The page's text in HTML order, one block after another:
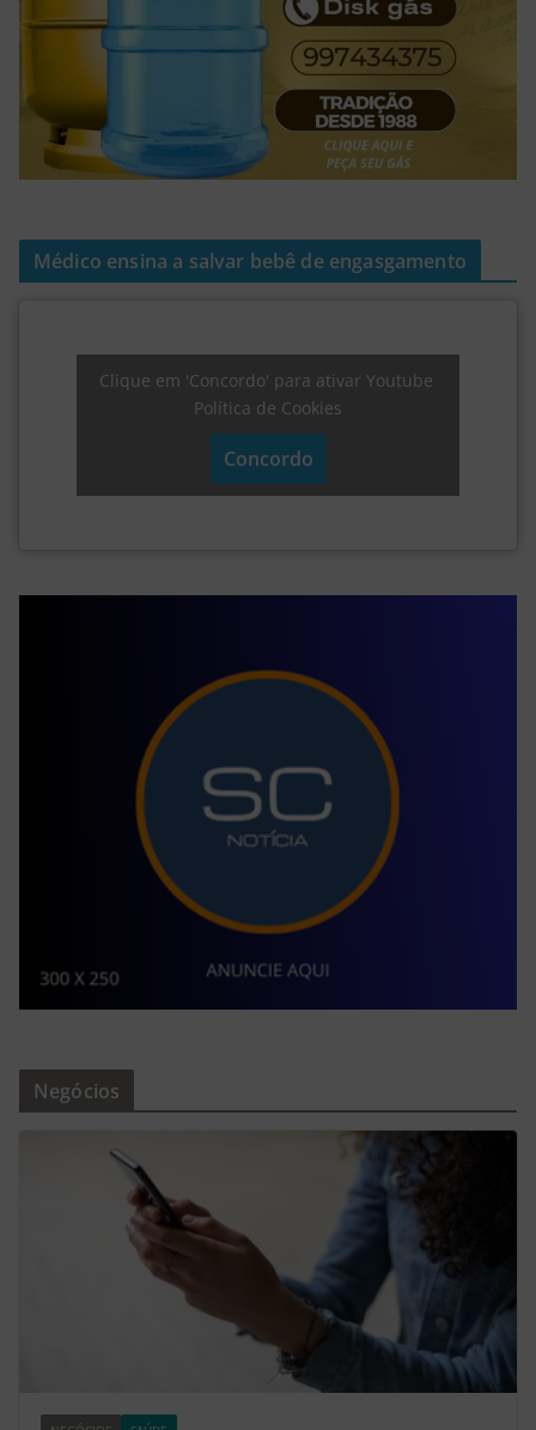
Médico ensina a salvar bebê de engasgamento
Clique em 'Concordo' para ativar Youtube
Política de Cookies
Concordo
Negócios